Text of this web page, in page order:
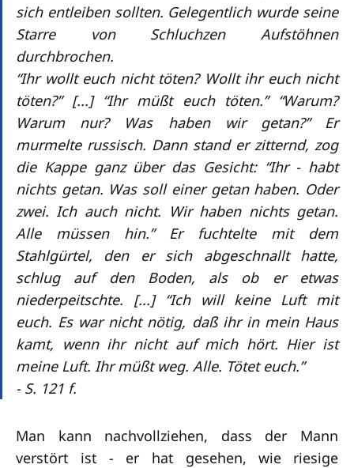
sich entleiben sollten. Gelegentlich wurde seine
Starre von Schluchzen Aufstöhnen
durchbrochen.
“Ihr wollt euch nicht töten? Wollt ihr euch nicht
töten?” [...] “Ihr müßt euch töten.” “Warum?
Warum nur? Was haben wir getan?” Er
murmelte russisch. Dann stand er zitternd, zog
die Kappe ganz über das Gesicht: “Ihr - habt
nichts getan. Was soll einer getan haben. Oder
zwei. Ich auch nicht. Wir haben nichts getan.
Alle müssen hin.” Er fuchtelte mit dem
Stahlgürtel, den er sich abgeschnallt hatte,
schlug auf den Boden, als ob er etwas
niederpeitschte. [...] “Ich will keine Luft mit
euch. Es war nicht nötig, daß ihr in mein Haus
kamt, wenn ihr nicht auf mich hört. Hier ist
meine Luft. Ihr müßt weg. Alle. Tötet euch.”
- S. 121 f.
Man kann nachvollziehen, dass der Mann
verstört ist - er hat gesehen, wie riesige